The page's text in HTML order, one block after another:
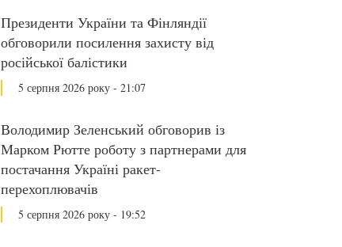
Президенти України та Фінляндії
обговорили посилення захисту від
російської балістики
5 серпня 2026 року - 21:07
Володимир Зеленський обговорив із
Марком Рютте роботу з партнерами для
постачання Україні ракет-
перехоплювачів
5 серпня 2026 року - 19:52